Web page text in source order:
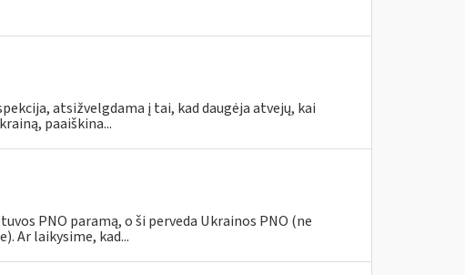
atsižvelgdama į tai, kad daugėja atvejų, kai
paaiškina...
PNO paramą, o ši perveda Ukrainos PNO (ne
Ar laikysime, kad...